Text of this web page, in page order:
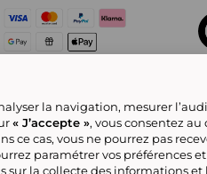
de confidentialité Offre Partenaire
Référencement & Critères de Classement
la navigation, mesurer
« J’accepte », vous consentez
ce cas, vous ne pourrez pas
paramétrer vos préférences
sur la collecte des informations